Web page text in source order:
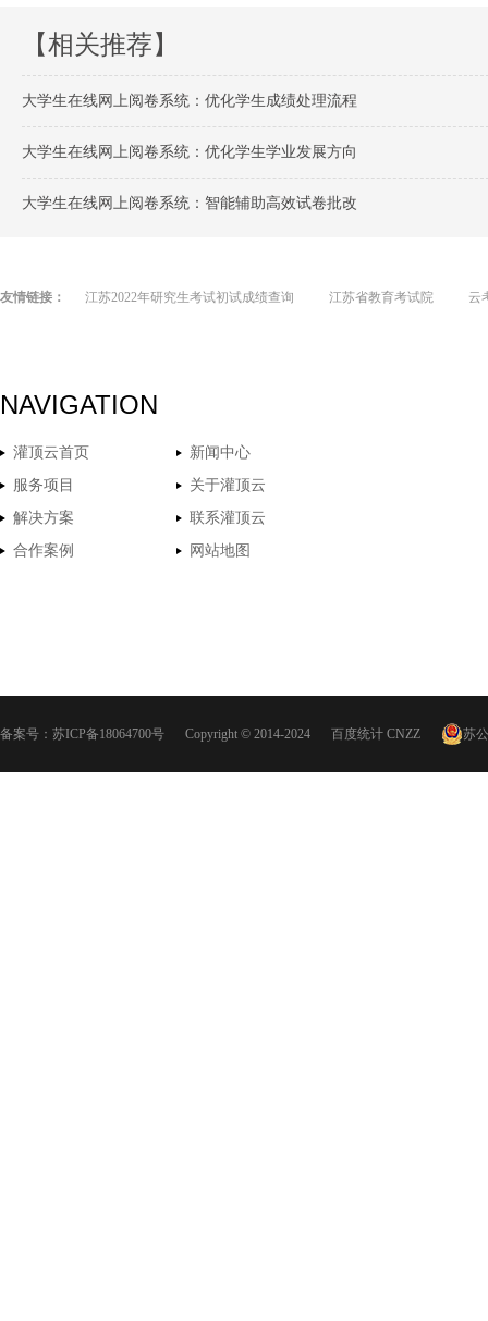
【相关推荐】
大学生在线网上阅卷系统：优化学生成绩处理流程
大学生在线网上阅卷系统：优化学生学业发展方向
大学生在线网上阅卷系统：智能辅助高效试卷批改
友情链接： 江苏2022年研究生考试初试成绩查询 江苏省教育考试院 云
NAVIGATION
灌顶云首页
新闻中心
服务项目
关于灌顶云
解决方案
联系灌顶云
合作案例
网站地图
备案号： 苏ICP备18064700号 Copyright © 2014-2024 百度统计 CNZZ 苏